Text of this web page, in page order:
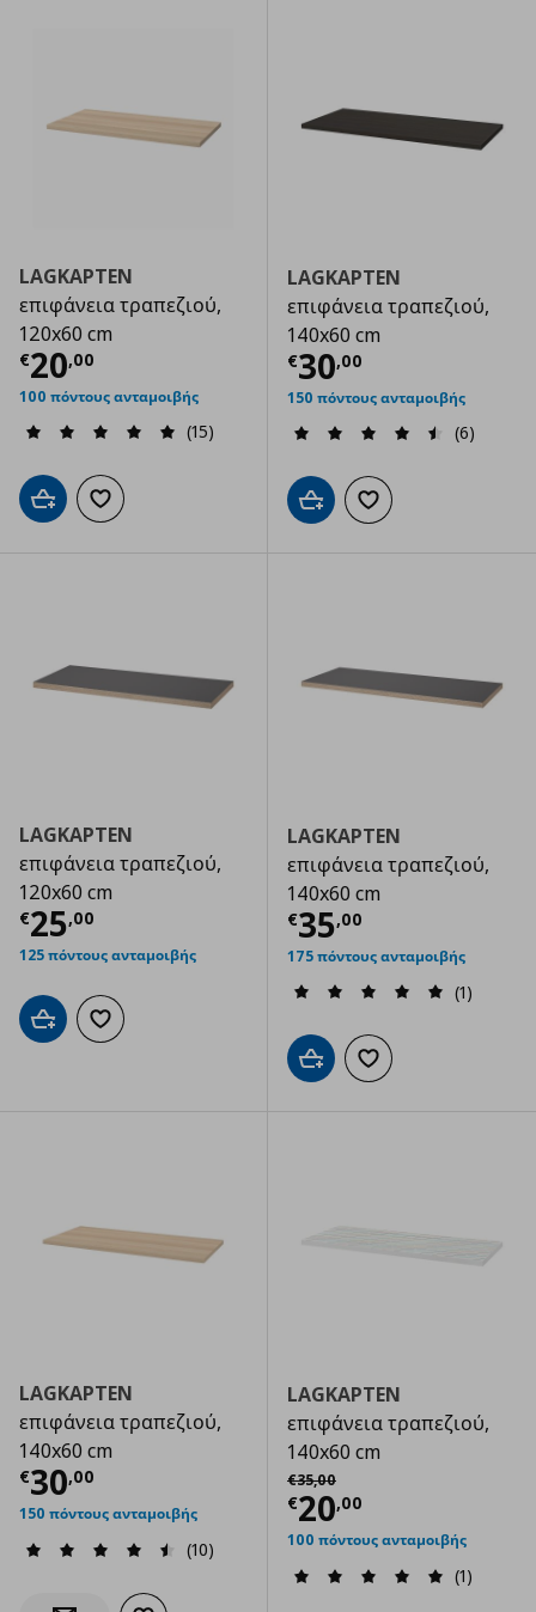
LAGKAPTEN
επιφάνεια τραπεζιού,
120x60 cm
€20,00
Τρέχουσα τιμή € 20,00
100 πόντους ανταμοιβής
(15)
Προσθήκη στο καλάθι
Προσθήκη στα αγαπημένα
LAGKAPTEN
επιφάνεια τραπεζιού,
140x60 cm
€30,00
Τρέχουσα
150 πόντους ανταμοιβής
(6)
Προσθήκη στο καλάθι
Προσθήκη στα
LAGKAPTEN
επιφάνεια τραπεζιού,
120x60 cm
€25,00
Τρέχουσα τιμή € 25,00
125 πόντους ανταμοιβής
Προσθήκη στο καλάθι
Προσθήκη στα αγαπημένα
LAGKAPTEN
επιφάνεια τραπεζιού,
140x60 cm
€35,00
Τρέχουσα
175 πόντους ανταμοιβής
(1)
Προσθήκη στο καλάθι
Προσθήκη στα
LAGKAPTEN
επιφάνεια τραπεζιού,
140x60 cm
€30,00
Τρέχουσα τιμή € 30,00
150 πόντους ανταμοιβής
(10)
LAGKAPTEN
επιφάνεια τραπεζιού,
140x60 cm
€35,00
Αρχική τιμή
€20,00
Τρέχουσα
100 πόντους ανταμοιβής
(1)